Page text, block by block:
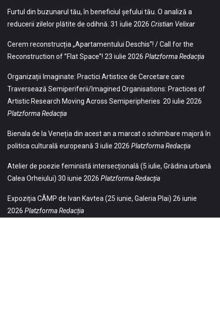
Furtul din buzunarul tău, în beneficiul șefului tău. O analiză a
reducerii zilelor plătite de odihnă. 31 iulie 2026 Cristian Velixar
Cerem reconstrucția „Apartamentului Deschis”! / Call for the
Reconstruction of ”Flat Space”! 23 iulie 2026 Platzforma Redacția
Organizații Imaginate: Practici Artistice de Cercetare care
Traversează Semiperiferii/Imagined Organisations: Practices of
Artistic Research Moving Across Semiperipheries 20 iulie 2026
Platzforma Redacția
Bienala de la Veneția din acest an a marcat o schimbare majoră în
politica culturală europeană 3 iulie 2026 Platzforma Redacția
Atelier de poezie feministă intersecțională (5 iulie, Grădina urbană
Calea Orheiului) 30 iunie 2026 Platzforma Redacția
Expoziția CÂMP de Ivan Kavtea (25 iunie, Galeria Plai) 26 iunie
2026 Platzforma Redacția